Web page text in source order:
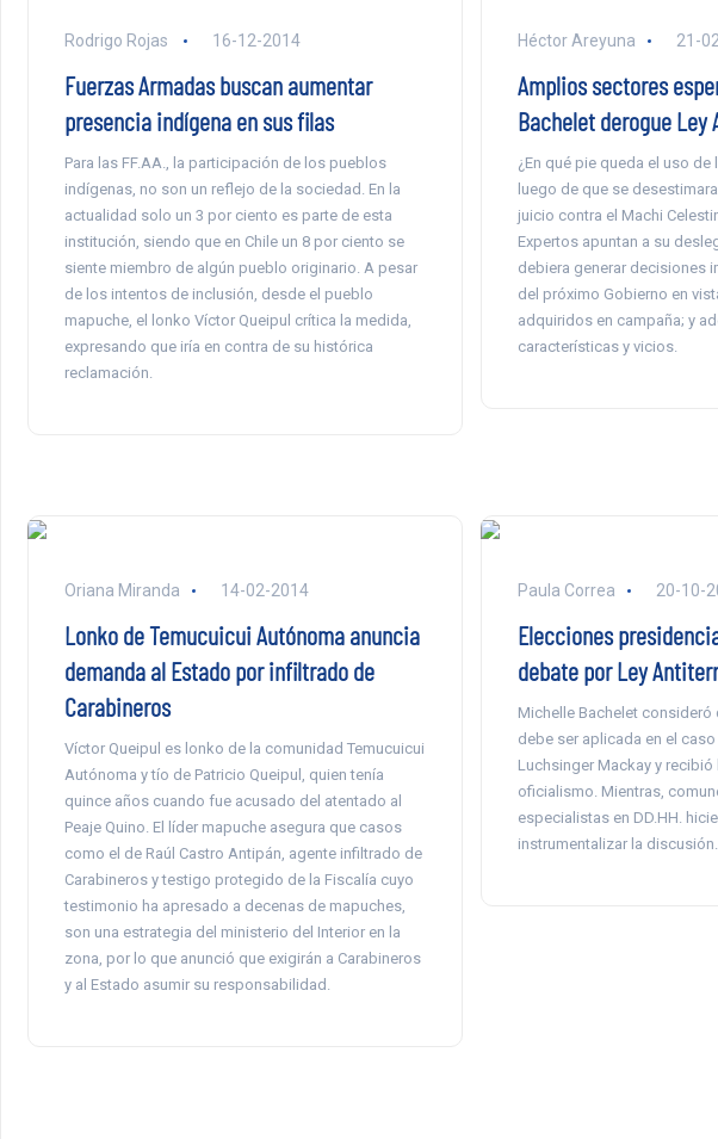
Rodrigo Rojas 16-12-2014
Fuerzas Armadas buscan aumentar
presencia indígena en sus filas
Para las FF.AA., la participación de los pueblos
indígenas, no son un reflejo de la sociedad. En la
actualidad solo un 3 por ciento es parte de esta
institución, siendo que en Chile un 8 por ciento se
siente miembro de algún pueblo originario. A pesar
de los intentos de inclusión, desde el pueblo
mapuche, el lonko Víctor Queipul crítica la medida,
expresando que iría en contra de su histórica
reclamación.
Héctor Areyuna 21-
Amplios sectores
Bachelet derogue
¿En qué pie queda el uso de
luego de que se
juicio contra el Machi
Expertos apuntan a su
debiera generar decisiones
del próximo Gobierno en
adquiridos en campaña; y
características y vicios.
Oriana Miranda 14-02-2014
Lonko de Temucuicui Autónoma anuncia
demanda al Estado por infiltrado de
Carabineros
Víctor Queipul es lonko de la comunidad Temucuicui
Autónoma y tío de Patricio Queipul, quien tenía
quince años cuando fue acusado del atentado al
Peaje Quino. El líder mapuche asegura que casos
como el de Raúl Castro Antipán, agente infiltrado de
Carabineros y testigo protegido de la Fiscalía cuyo
testimonio ha apresado a decenas de mapuches,
son una estrategia del ministerio del Interior en la
zona, por lo que anunció que exigirán a Carabineros
y al Estado asumir su responsabilidad.
Paula Correa 20-10-
Elecciones
debate por Ley
Michelle Bachelet consideró
debe ser aplicada en el
Luchsinger Mackay y recibió
oficialismo. Mientras,
especialistas en DD.HH.
instrumentalizar la discusión.